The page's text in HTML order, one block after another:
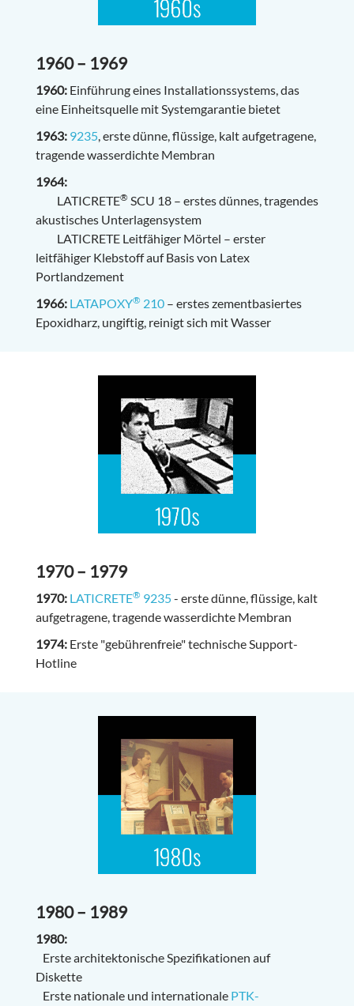
1960 – 1969
1960:Einführung eines Installationssystems, das
eine Einheitsquelle mit Systemgarantie bietet
1963: 9235, erste dünne, flüssige, kalt aufgetragene,
tragende wasserdichte Membran
1964:
LATICRETE® SCU 18 – erstes dünnes, tragendes
akustisches Unterlagensystem
LATICRETE Leitfähiger Mörtel – erster
leitfähiger Klebstoff auf Basis von Latex
Portlandzement
1966: LATAPOXY® 210– erstes zementbasiertes
Epoxidharz, ungiftig, reinigt sich mit Wasser
1970 – 1979
1970: LATICRETE® 9235- erste dünne, flüssige, kalt
aufgetragene, tragende wasserdichte Membran
1974:Erste "gebührenfreie" technische Support-
Hotline
1980 – 1989
1980:
Erste architektonische Spezifikationen auf
Diskette
Erste nationale und internationale PTK-